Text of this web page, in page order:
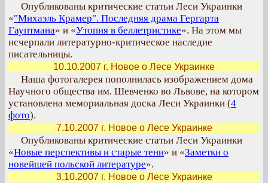
Опубликованы критические статьи Леси Украинки
«"Михаэль Крамер". Последняя драма Гергарта
Гауптмана» и «Утопия в беллетристике». На этом мы
исчерпали литературно-критическое наследие
писательницы.
10.10.2007 г. Новое о Лесе Украинке
Наша фотогалерея пополнилась изображением дома
Научного общества им. Шевченко во Львове, на котором
установлена мемориальная доска Леси Украинки (4
фото).
7.10.2007 г. Новое о Лесе Украинке
Опубликованы критические статьи Леси Украинки
«Новые перспективы и старые тени» и «Заметки о
новейшей польской литературе».
3.10.2007 г. Новое о Лесе Украинке